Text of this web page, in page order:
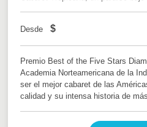
Desde $
Premio Best of the Five Stars
Academia Norteamericana de la
ser el mejor cabaret de las
calidad y su intensa historia de